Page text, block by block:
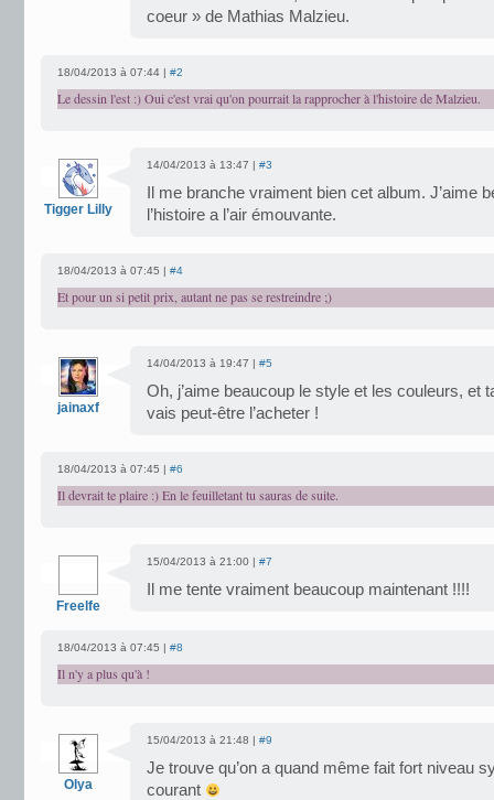
coeur » de Mathias Malzieu.
18/04/2013 à 07:44 | #2
Le dessin l'est :) Oui c'est vrai qu'on pourrait la rapprocher à l'histoire de Malzieu.
Tigger Lilly
14/04/2013 à 13:47 | #3
Il me branche vraiment bien cet album. J’aime
l’histoire a l’air émouvante.
18/04/2013 à 07:45 | #4
Et pour un si petit prix, autant ne pas se restreindre ;)
jainaxf
14/04/2013 à 19:47 | #5
Oh, j’aime beaucoup le style et les couleurs, et
vais peut-être l’acheter !
18/04/2013 à 07:45 | #6
Il devrait te plaire :) En le feuilletant tu sauras de suite.
Freelfe
15/04/2013 à 21:00 | #7
Il me tente vraiment beaucoup maintenant !!!!
18/04/2013 à 07:45 | #8
Il n'y a plus qu'à !
Olya
15/04/2013 à 21:48 | #9
Je trouve qu’on a quand même fait fort niveau
courant